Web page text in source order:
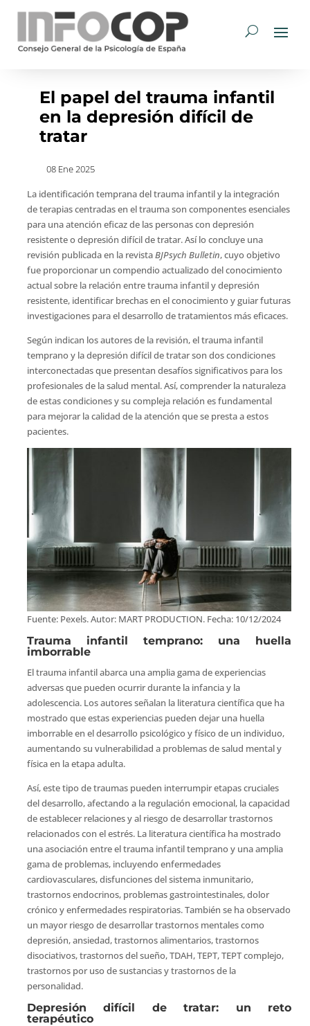
El papel del trauma infantil
en la depresión difícil de
tratar
08 Ene 2025
La identificación temprana del trauma infantil y la integración
de terapias centradas en el trauma son componentes esenciales
para una atención eficaz de las personas con depresión
resistente o depresión difícil de tratar. Así lo concluye una
revisión publicada en la revistaBJPsych Bulletin, cuyo objetivo
fue proporcionar un compendio actualizado del conocimiento
actual sobre la relación entre trauma infantil y depresión
resistente, identificar brechas en el conocimiento y guiar futuras
investigaciones para el desarrollo de tratamientos más eficaces.
Según indican los autores de la revisión, el trauma infantil
temprano y la depresión difícil de tratar son dos condiciones
interconectadas que presentan desafíos significativos para los
profesionales de la salud mental. Así, comprender la naturaleza
de estas condiciones y su compleja relación es fundamental
para mejorar la calidad de la atención que se presta a estos
pacientes.
Fuente: Pexels. Autor: MART PRODUCTION. Fecha: 10/12/2024
Trauma infantil temprano: una huella
imborrable
El trauma infantil abarca una amplia gama de experiencias
adversas que pueden ocurrir durante la infancia y la
adolescencia. Los autores señalan la literatura científica que ha
mostrado que estas experiencias pueden dejar una huella
imborrable en el desarrollo psicológico y físico de un individuo,
aumentando su vulnerabilidad a problemas de salud mental y
física en la etapa adulta.
Así, este tipo de traumas pueden interrumpir etapas cruciales
del desarrollo, afectando a la regulación emocional, la capacidad
de establecer relaciones y al riesgo de desarrollar trastornos
relacionados con el estrés. La literatura científica ha mostrado
una asociación entre el trauma infantil temprano y una amplia
gama de problemas, incluyendo enfermedades
cardiovasculares, disfunciones del sistema inmunitario,
trastornos endocrinos, problemas gastrointestinales, dolor
crónico y enfermedades respiratorias. También se ha observado
un mayor riesgo de desarrollar trastornos mentales como
depresión, ansiedad, trastornos alimentarios, trastornos
disociativos, trastornos del sueño, TDAH, TEPT, TEPT complejo,
trastornos por uso de sustancias y trastornos de la
personalidad.
Depresión difícil de tratar: un reto
terapéutico